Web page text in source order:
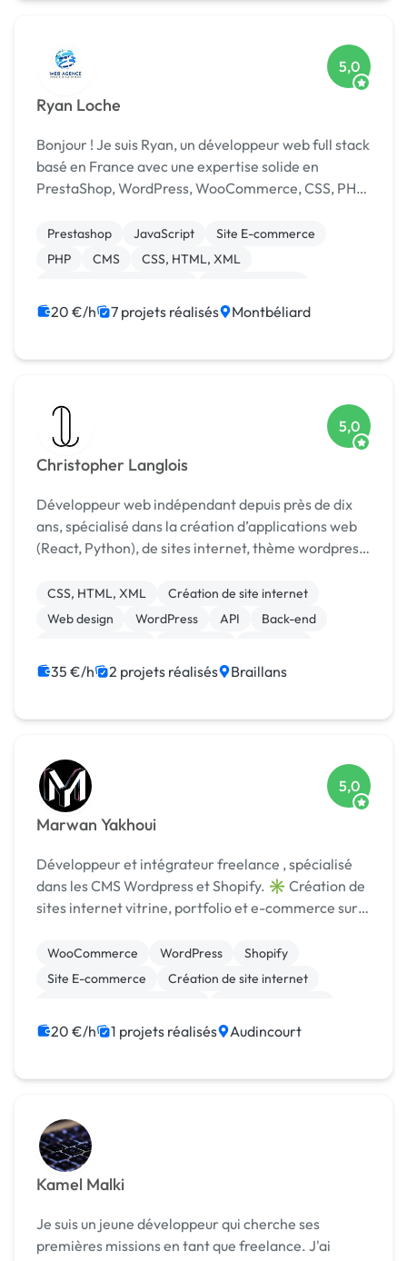
Ryan Loche
5,0
Bonjour ! Je suis Ryan, un développeur web full stack
basé en France avec une expertise solide en
PrestaShop, WordPress, WooCommerce, CSS, PHP,
d'expérience, je suis passionné par la création de
sites...
Prestashop JavaScript
Site E-commerce
PHP
CMS
CSS, HTML, XML
WordPress
20 €/h 7 projets réalisés Montbéliard
Christopher Langlois
5,0
Développeur web indépendant depuis près de dix
ans, spécialisé dans la création d’applications web
(React, Python), de sites internet, thème wordpress
CSS, HTML, XML
Création de site internet
Web design
WordPress API
Back-end
Gestion de projet
35 €/h 2 projets réalisés Braillans
Marwan Yakhoui
5,0
Développeur et intégrateur freelance , spécialisé
dans les CMS Wordpress et Shopify. ✳️ Création de
sites internet vitrine, portfolio et e-commerce sur-
HTML, JS, CSS, PHP ✳️ Correction de bug
WordPres...
WooCommerce WordPress
Shopify
Site E-commerce
Création de site internet
Landing page
20 €/h 1 projets réalisés Audincourt
Kamel Malki
Je suis un jeune développeur qui cherche ses
premières missions en tant que freelance. J'ai